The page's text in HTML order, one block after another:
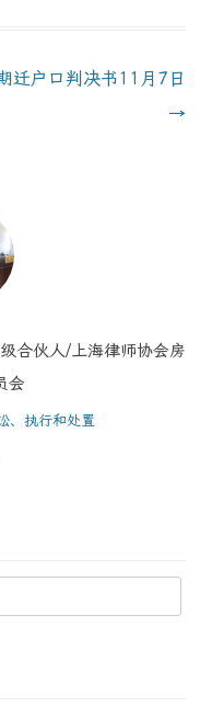
迁户口判决书11月7日
→
合伙人/上海律师协会房
会
、执行和处置